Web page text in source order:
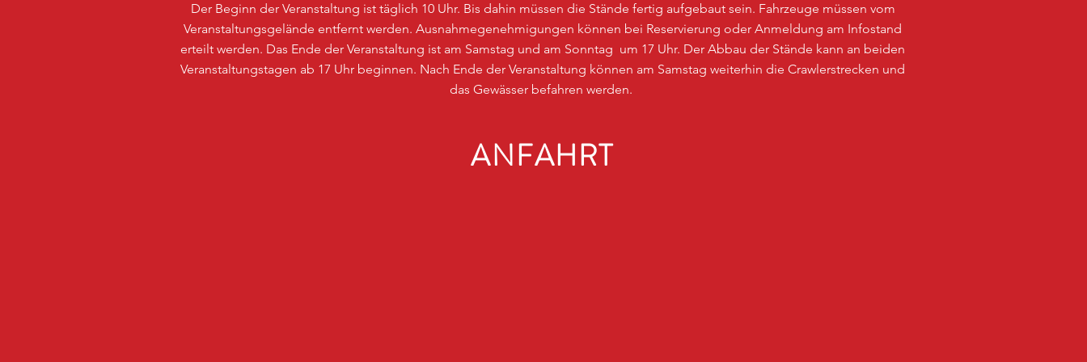
Der Beginn der Veranstaltung ist täglich 10 Uhr. Bis dahin müssen die Stände fertig aufgebaut sein. Fahrzeuge müssen vom
Veranstaltungsgelände entfernt werden. Ausnahmegenehmigungen können bei Reservierung oder Anmeldung am Infostand
erteilt werden. Das Ende der Veranstaltung ist am Samstag und am Sonntag um 17 Uhr. Der Abbau der Stände kann an beiden
Veranstaltungstagen ab 17 Uhr beginnen. Nach Ende der Veranstaltung können am Samstag weiterhin die Crawlerstrecken und
das Gewässer befahren werden.
ANFAHRT